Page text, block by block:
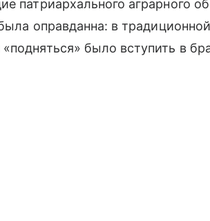
патриархального аграрного
оправданна: в
было вступить в